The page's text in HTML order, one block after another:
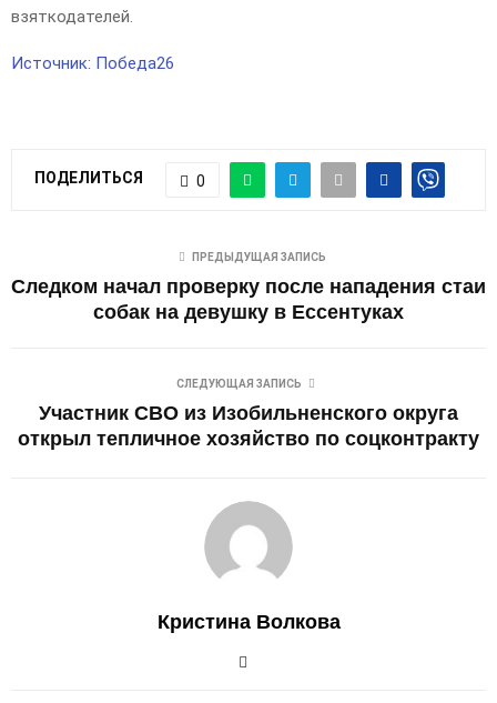
взяткодателей.
Источник: Победа26
ПОДЕЛИТЬСЯ 0
ПРЕДЫДУЩАЯ ЗАПИСЬ
Следком начал проверку после нападения стаи
собак на девушку в Ессентуках
СЛЕДУЮЩАЯ ЗАПИСЬ
Участник СВО из Изобильненского округа
открыл тепличное хозяйство по соцконтракту
Кристина Волкова